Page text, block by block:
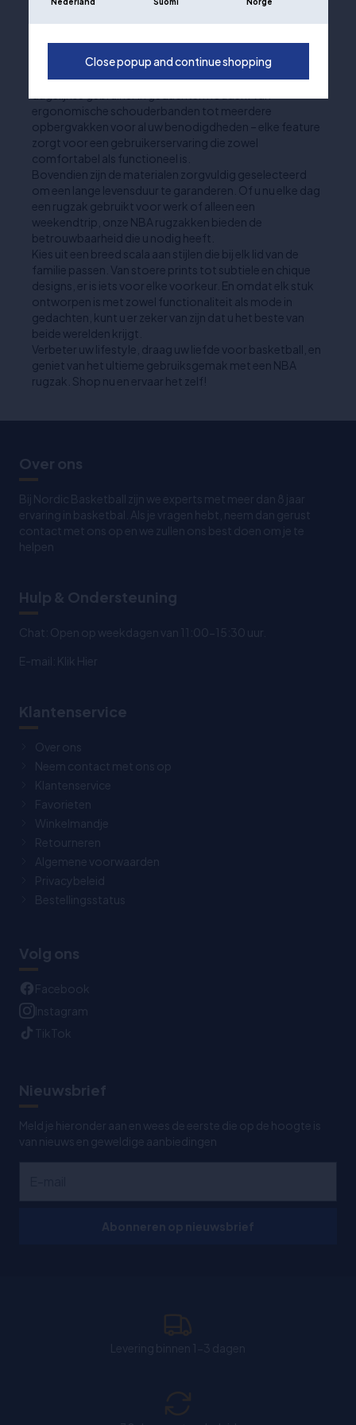
maar ook om het dagelijks leven effectiever aan te
Onze rugzakken zijn uitgerust met vele functies die de
ergonomische schouderbanden tot meerdere
opbergvakken voor al uw benodigdheden – elke feature
zorgt voor een gebruikerservaring die zowel
comfortabel als functioneel is.
Bovendien zijn de materialen zorgvuldig geselecteerd
om een lange levensduur te garanderen. Of u nu elke dag
een rugzak gebruikt voor werk of alleen een
weekendtrip, onze NBA rugzakken bieden de
betrouwbaarheid die u nodig heeft.
Kies uit een breed scala aan stijlen die bij elk lid van de
familie passen. Van stoere prints tot subtiele en chique
designs, er is iets voor elke voorkeur. En omdat elk stuk
ontworpen is met zowel functionaliteit als mode in
gedachten, kunt u er zeker van zijn dat u het beste van
beide werelden krijgt.
Verbeter uw lifestyle, draag uw liefde voor basketball, en
geniet van het ultieme gebruiksgemak met een NBA
rugzak. Shop nu en ervaar het zelf!
Over ons
Bij Nordic Basketball zijn we experts met meer dan 8 jaar
ervaring in basketbal. Als je vragen hebt, neem dan gerust
contact met ons op en we zullen ons best doen om je te
helpen
Hulp & Ondersteuning
Chat: Open op weekdagen van 11:00-15:30 uur.
E-mail: Klik Hier
Klantenservice
Over ons
Neem contact met ons op
Klantenservice
Favorieten
Winkelmandje
Retourneren
Algemene voorwaarden
Privacybeleid
Bestellingsstatus
Volg ons
Facebook
Instagram
TikTok
Nieuwsbrief
Meld je hieronder aan en wees de eerste die op de hoogte is
van nieuws en geweldige aanbiedingen
Close popup and continue shopping